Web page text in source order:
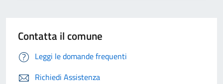
Contatta il comune
Leggi le domande frequenti
Richiedi Assistenza